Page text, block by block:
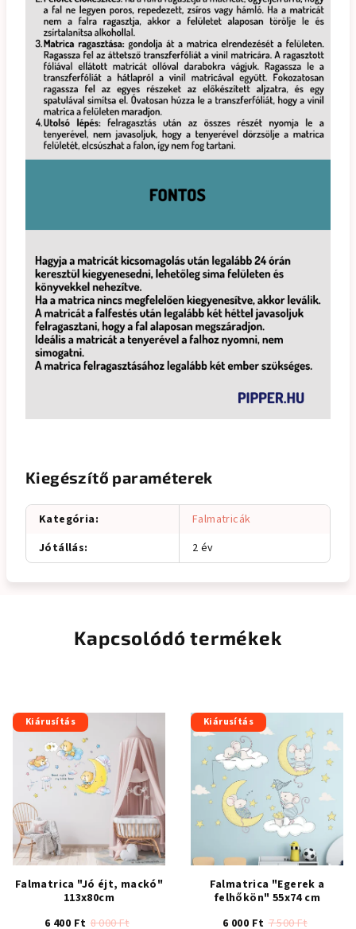
Kiegészítő paraméterek
Kategória:
Falmatricák
Jótállás: 2 év
Kapcsolódó termékek
Kiárusítás
Falmatrica "Jó éjt, mackó"
113x80cm
6 400 Ft 8 000 Ft
Kiárusítás
Falmatrica "Egerek a
felhőkön" 55x74 cm
6 000 Ft 7 500 Ft